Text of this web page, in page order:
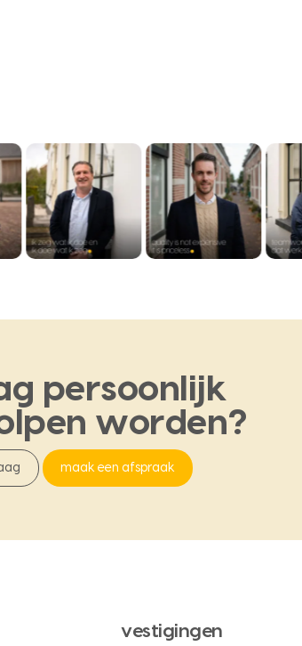
persoonlijk
worden?
maak een afspraak
vestigingen